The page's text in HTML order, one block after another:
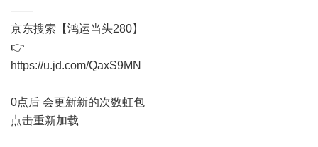
——
京东搜索【鸿运当头280】
👉
https://u.jd.com/QaxS9MN
0点后 会更新新的次数虹包
点击重新加载